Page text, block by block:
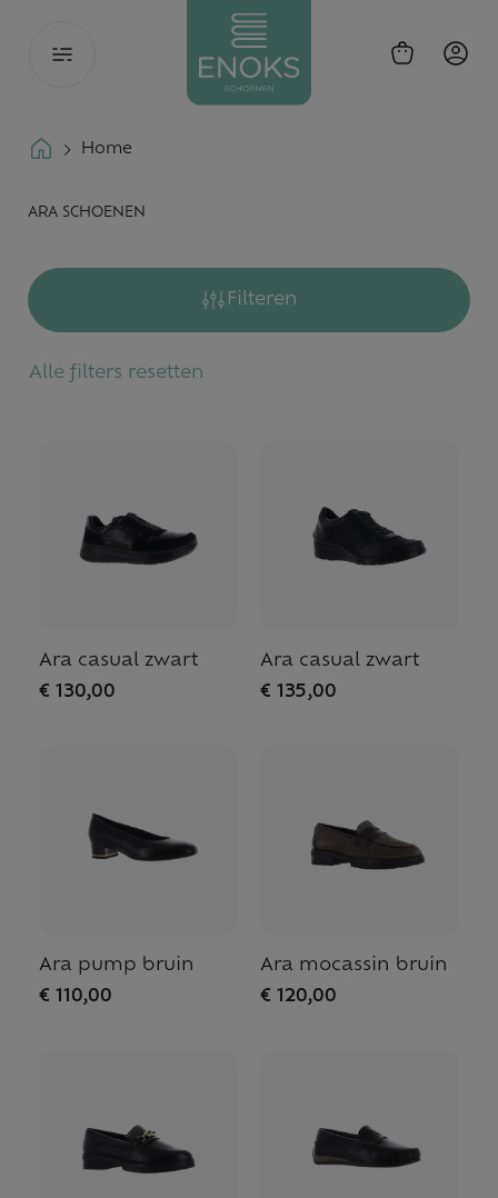
Toggle
Home
ARA SCHOENEN
Filteren
Alle filters resetten
Ara casual zwart
€ 130,00
Ara casual zwart
€ 135,00
Ara pump bruin
€ 110,00
Ara mocassin bruin
€ 120,00